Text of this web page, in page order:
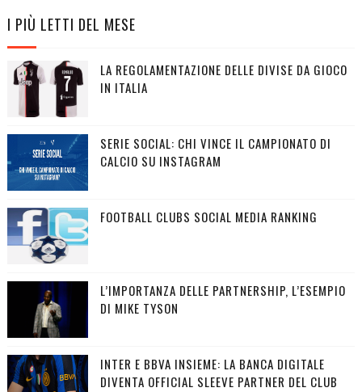
I PIÙ LETTI DEL MESE
LA REGOLAMENTAZIONE DELLE DIVISE DA GIOCO
IN ITALIA
SERIE SOCIAL: CHI VINCE IL CAMPIONATO DI
CALCIO SU INSTAGRAM
FOOTBALL CLUBS SOCIAL MEDIA RANKING
L’IMPORTANZA DELLE PARTNERSHIP, L’ESEMPIO
DI MIKE TYSON
INTER E BBVA INSIEME: LA BANCA DIGITALE
DIVENTA OFFICIAL SLEEVE PARTNER DEL CLUB